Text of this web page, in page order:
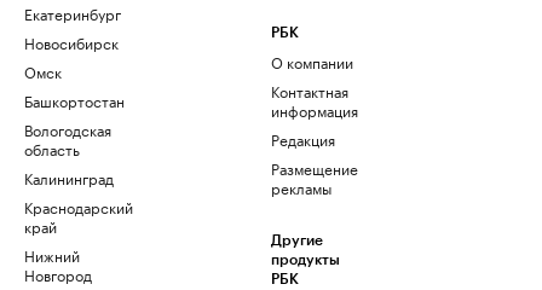
Екатеринбург
Новосибирск
Омск
Башкортостан
Вологодская
область
Калининград
Краснодарский
край
Нижний
Новгород
РБК
О компании
Контактная
информация
Редакция
Размещение
рекламы
Другие
продукты
РБК